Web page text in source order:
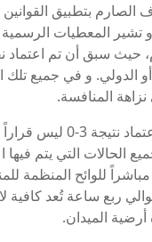
الصارم بتطبيق
و تشير المعطيات
حيث سبق أن تم
الدولي. و في جميع تلك
المنافسة.
من الناحية
الحالات التي يتم
للوائح المنظمة
ربع ساعة تُعد كافية
أرضية الميدان.